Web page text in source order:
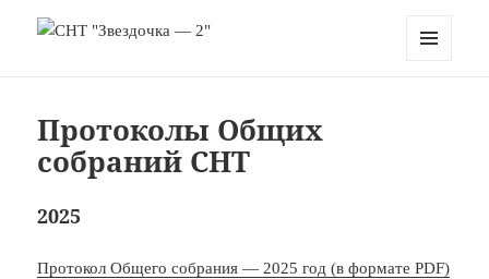
Протоколы Общих
собраний СНТ
2025
Протокол Общего собрания — 2025 год (в формате PDF)